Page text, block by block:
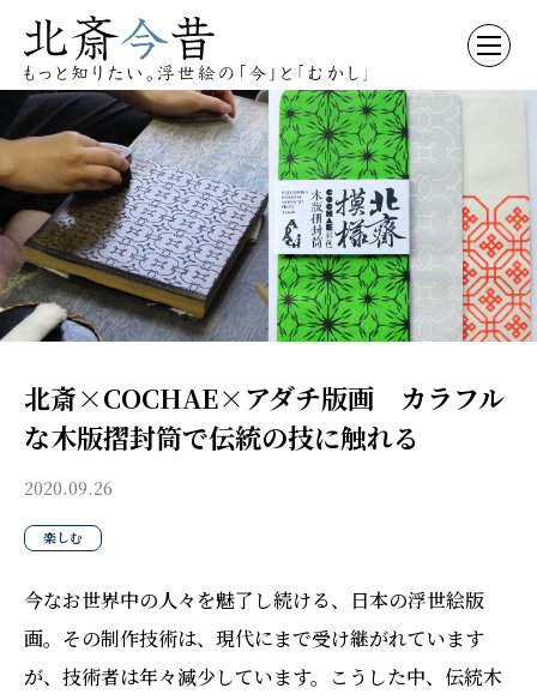
北斎×COCHAE×アダチ版画 カラフル
な木版摺封筒で伝統の技に触れる
2020.09.26
楽しむ
今なお世界中の人々を魅了し続ける、日本の浮世絵版
画。その制作技術は、現代にまで受け継がれています
が、技術者は年々減少しています。こうした中、伝統木